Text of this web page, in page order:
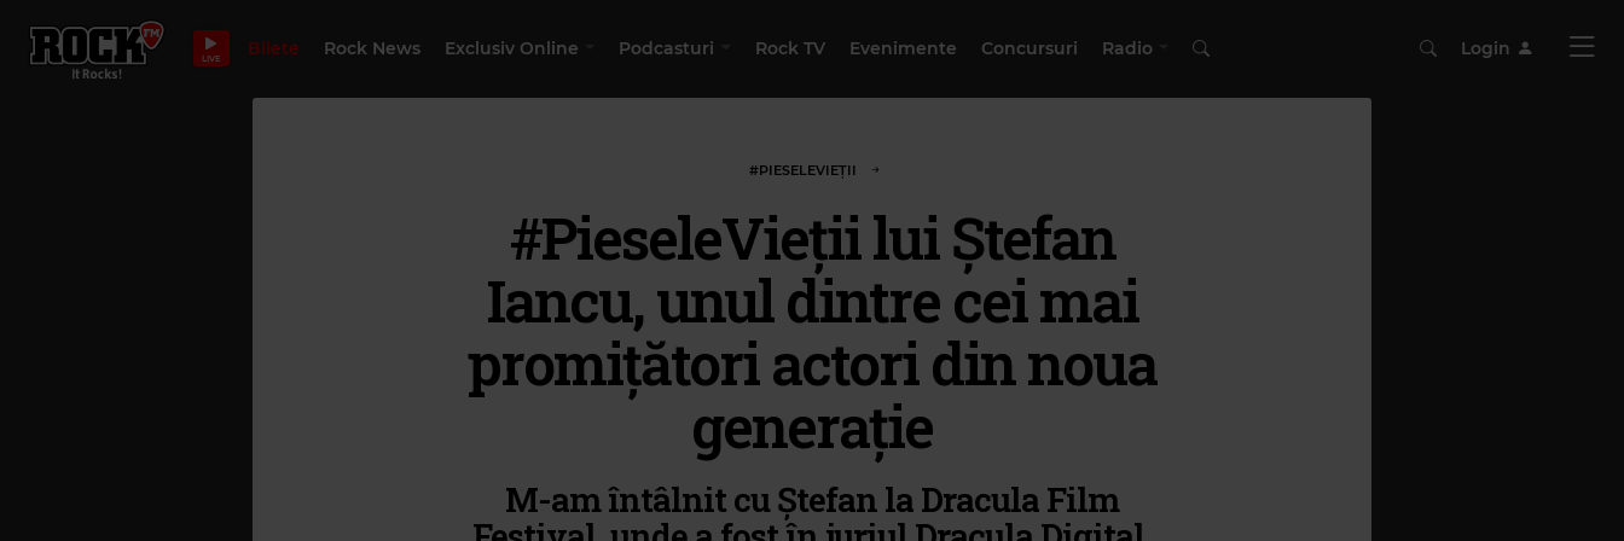
LIVE Bilete Rock News Exclusiv Online Podcasturi Rock TV Evenimente Concursuri Radio Login
#PIESELEVIEȚII
#PieseleVieții lui Ștefan
Iancu, unul dintre cei mai
promițători actori din noua
generație
M-am întâlnit cu Ștefan la Dracula Film